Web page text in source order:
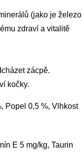
(jako je železo
zdraví a vitalitě
zácpě.
kočky.
Popel 0,5 %, Vlhkost
E 5 mg/kg, Taurin